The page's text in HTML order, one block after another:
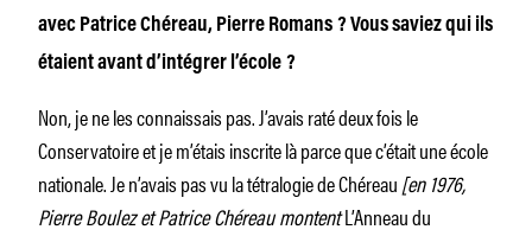
avec Patrice Chéreau, Pierre Romans ? Vous saviez qui ils
étaient avant d’intégrer l’école ?
Non, je ne les connaissais pas. J’avais raté deux fois le
Conservatoire et je m’étais inscrite là parce que c’était une école
nationale. Je n’avais pas vu la tétralogie de Chéreau[en 1976,
Pierre Boulez et Patrice Chéreau montentL’Anneau du